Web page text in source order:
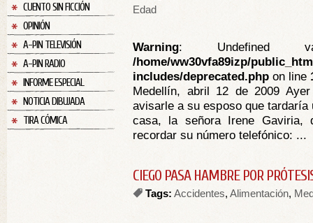
CUENTO SIN FICCIÓN
OPINIÓN
A-PIN TELEVISIÓN
A-PIN RADIO
INFORME ESPECIAL
NOTICIA DIBUJADA
TIRA CÓMICA
Edad
Warning: Undefined
/home/ww30vfa89izp/
includes/deprecated.php on line
Medellín, abril 12 de 2009
avisarle a su esposo que
casa, la señora Irene Gaviria,
recordar su número telefónico: ...
CIEGO PASA HAMBRE POR
Tags: Accidentes, Alimentación,